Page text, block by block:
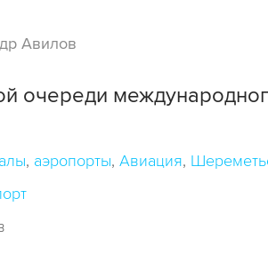
Авилов
очереди
аэропорты Авиация